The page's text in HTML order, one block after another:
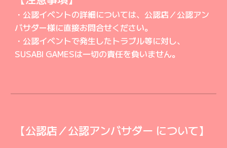
・公認イベントの詳細については、公認店／公認アン
バサダー様に直接お問合せください。
・公認イベントで発生したトラブル等に対し、
SUSABI GAMESは一切の責任を負いません。
【公認店／公認アンバサダー について】